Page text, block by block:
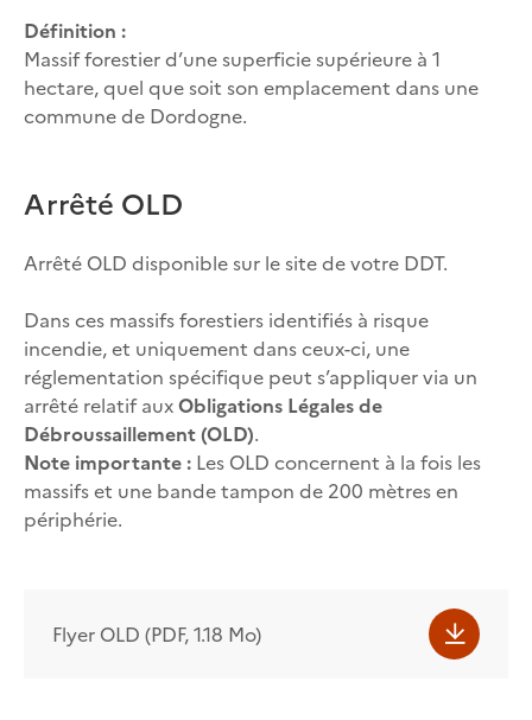
Définition :
Massif forestier d’une superficie supérieure à 1
hectare, quel que soit son emplacement dans une
commune de Dordogne.
Arrêté OLD
Arrêté OLD disponible sur le site de votre DDT.
Dans ces massifs forestiers identifiés à risque
incendie, et uniquement dans ceux-ci, une
réglementation spécifique peut s’appliquer via un
arrêté relatif auxObligations Légales de
Débroussaillement (OLD).
Note importante : Les OLD concernent à la fois les
massifs et une bande tampon de 200 mètres en
périphérie.
Flyer OLD (PDF, 1.18 Mo)